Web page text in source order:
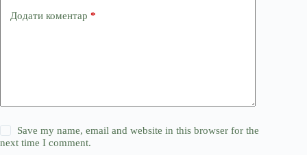
Додати коментар *
Save my name, email and website in this browser for the
next time I comment.